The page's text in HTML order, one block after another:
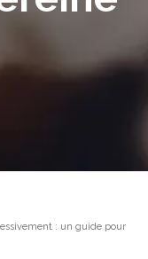
: un guide pour